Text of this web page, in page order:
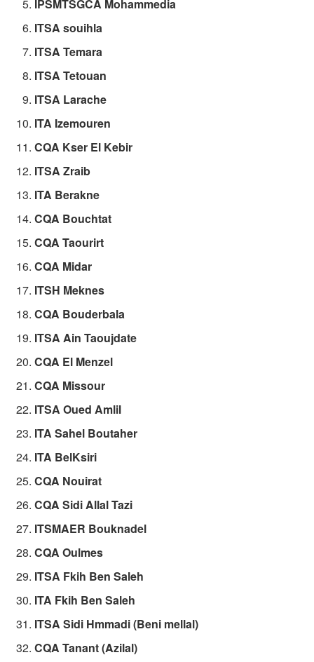
IPSMTSGCA Mohammedia
ITSA souihla
ITSA Temara
ITSA Tetouan
ITSA Larache
ITA Izemouren
CQA Kser El Kebir
ITSA Zraib
ITA Berakne
CQA Bouchtat
CQA Taourirt
CQA Midar
ITSH Meknes
CQA Bouderbala
ITSA Ain Taoujdate
CQA El Menzel
CQA Missour
ITSA Oued Amlil
ITA Sahel Boutaher
ITA BelKsiri
CQA Nouirat
CQA Sidi Allal Tazi
ITSMAER Bouknadel
CQA Oulmes
ITSA Fkih Ben Saleh
ITA Fkih Ben Saleh
ITSA Sidi Hmmadi (Beni mellal)
CQA Tanant (Azilal)